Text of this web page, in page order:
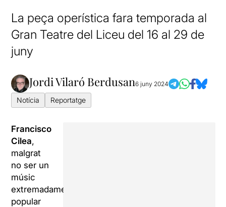
La peça operística fara temporada al
Gran Teatre del Liceu del 16 al 29 de
juny
Jordi Vilaró Berdusan6 juny 2024
Notícia Reportatge
Francisco
Cilea,
malgrat
no ser un
músic
extremadament
popular